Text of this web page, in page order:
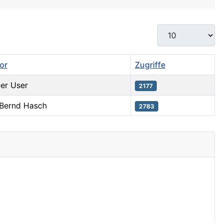
Anzeige #
Zugriffe
User 2177
Hasch 2783